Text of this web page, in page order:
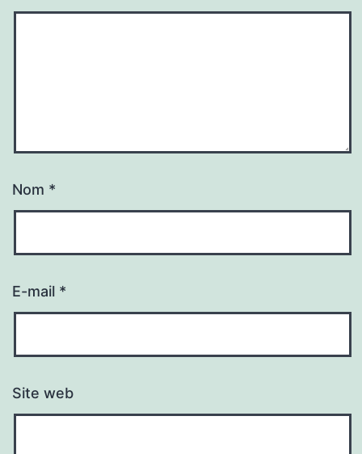
Nom *
E-mail *
Site web